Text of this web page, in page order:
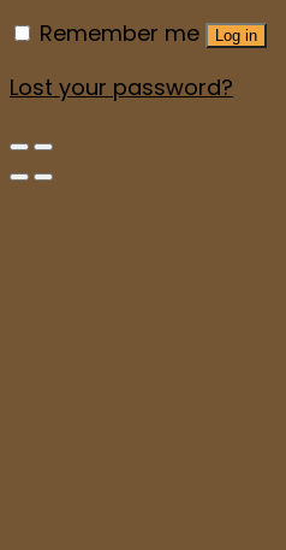
Remember me
Log in
Lost your password?